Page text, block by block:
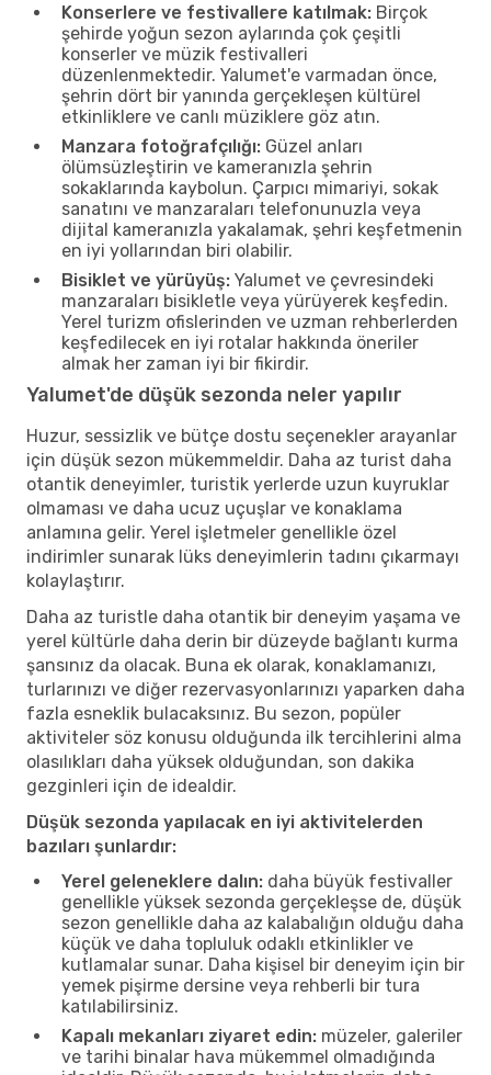
Konserlere ve festivallere katılmak: Birçok
şehirde yoğun sezon aylarında çok çeşitli
konserler ve müzik festivalleri
düzenlenmektedir. Yalumet'e varmadan önce,
şehrin dört bir yanında gerçekleşen kültürel
etkinliklere ve canlı müziklere göz atın.
Manzara fotoğrafçılığı: Güzel anları
ölümsüzleştirin ve kameranızla şehrin
sokaklarında kaybolun. Çarpıcı mimariyi, sokak
sanatını ve manzaraları telefonunuzla veya
dijital kameranızla yakalamak, şehri keşfetmenin
en iyi yollarından biri olabilir.
Bisiklet ve yürüyüş: Yalumet ve çevresindeki
manzaraları bisikletle veya yürüyerek keşfedin.
Yerel turizm ofislerinden ve uzman rehberlerden
keşfedilecek en iyi rotalar hakkında öneriler
almak her zaman iyi bir fikirdir.
Yalumet'de düşük sezonda neler yapılır
Huzur, sessizlik ve bütçe dostu seçenekler arayanlar
için düşük sezon mükemmeldir. Daha az turist daha
otantik deneyimler, turistik yerlerde uzun kuyruklar
olmaması ve daha ucuz uçuşlar ve konaklama
anlamına gelir. Yerel işletmeler genellikle özel
indirimler sunarak lüks deneyimlerin tadını çıkarmayı
kolaylaştırır.
Daha az turistle daha otantik bir deneyim yaşama ve
yerel kültürle daha derin bir düzeyde bağlantı kurma
şansınız da olacak. Buna ek olarak, konaklamanızı,
turlarınızı ve diğer rezervasyonlarınızı yaparken daha
fazla esneklik bulacaksınız. Bu sezon, popüler
aktiviteler söz konusu olduğunda ilk tercihlerini alma
olasılıkları daha yüksek olduğundan, son dakika
gezginleri için de idealdir.
Düşük sezonda yapılacak en iyi aktivitelerden
bazıları şunlardır:
Yerel geleneklere dalın: daha büyük festivaller
genellikle yüksek sezonda gerçekleşse de, düşük
sezon genellikle daha az kalabalığın olduğu daha
küçük ve daha topluluk odaklı etkinlikler ve
kutlamalar sunar. Daha kişisel bir deneyim için bir
yemek pişirme dersine veya rehberli bir tura
katılabilirsiniz.
Kapalı mekanları ziyaret edin: müzeler, galeriler
ve tarihi binalar hava mükemmel olmadığında